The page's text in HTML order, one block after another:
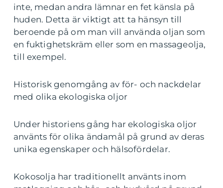
inte, medan andra lämnar en fet känsla på
huden. Detta är viktigt att ta hänsyn till
beroende på om man vill använda oljan som
en fuktighetskräm eller som en massageolja,
till exempel.
Historisk genomgång av för- och nackdelar
med olika ekologiska oljor
Under historiens gång har ekologiska oljor
använts för olika ändamål på grund av deras
unika egenskaper och hälsofördelar.
Kokosolja har traditionellt använts inom